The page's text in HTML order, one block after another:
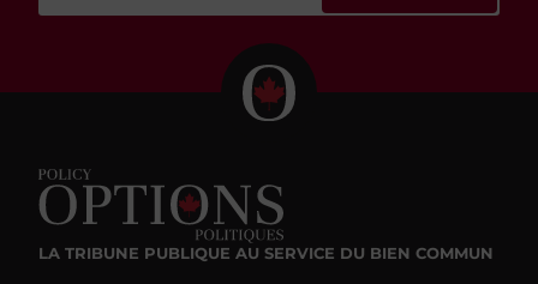
LA TRIBUNE PUBLIQUE AU SERVICE DU BIEN COMMUN